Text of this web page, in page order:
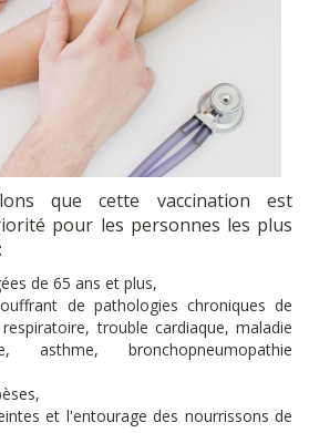
que cette vaccination est
pour les personnes les plus
de 65 ans et plus,
de pathologies chroniques de
trouble cardiaque, maladie
asthme, bronchopneumopathie
et l'entourage des nourrissons de